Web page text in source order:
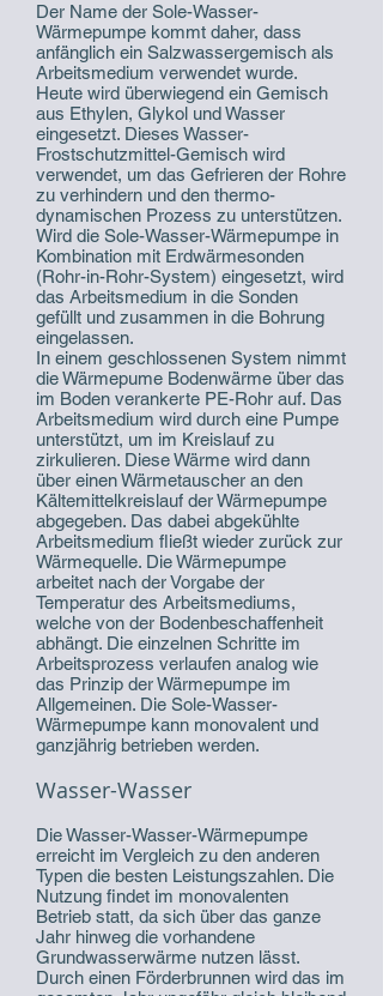
Der Name der Sole-Wasser-
Wärmepumpe kommt daher, dass
anfänglich ein Salzwassergemisch als
Arbeitsmedium verwendet wurde.
Heute wird überwiegend ein Gemisch
aus Ethylen, Glykol und Wasser
eingesetzt. Dieses Wasser-
Frostschutzmittel-Gemisch wird
verwendet, um das Gefrieren der Rohre
zu verhindern und den thermo-
dynamischen Prozess zu unterstützen.
Wird die Sole-Wasser-Wärmepumpe in
Kombination mit Erdwärmesonden
(Rohr-in-Rohr-System) eingesetzt, wird
das Arbeitsmedium in die Sonden
gefüllt und zusammen in die Bohrung
eingelassen.
In einem geschlossenen System nimmt
die Wärmepume Bodenwärme über das
im Boden verankerte PE-Rohr auf. Das
Arbeitsmedium wird durch eine Pumpe
unterstützt, um im Kreislauf zu
zirkulieren. Diese Wärme wird dann
über einen Wärmetauscher an den
Kältemittelkreislauf der Wärmepumpe
abgegeben. Das dabei abgekühlte
Arbeitsmedium fließt wieder zurück zur
Wärmequelle. Die Wärmepumpe
arbeitet nach der Vorgabe der
Temperatur des Arbeitsmediums,
welche von der Bodenbeschaffenheit
abhängt. Die einzelnen Schritte im
Arbeitsprozess verlaufen analog wie
das Prinzip der Wärmepumpe im
Allgemeinen. Die Sole-Wasser-
Wärmepumpe kann monovalent und
ganzjährig betrieben werden.
Wasser-Wasser
Die Wasser-Wasser-Wärmepumpe
erreicht im Vergleich zu den anderen
Typen die besten Leistungszahlen. Die
Nutzung findet im monovalenten
Betrieb statt, da sich über das ganze
Jahr hinweg die vorhandene
Grundwasserwärme nutzen lässt.
Durch einen Förderbrunnen wird das im